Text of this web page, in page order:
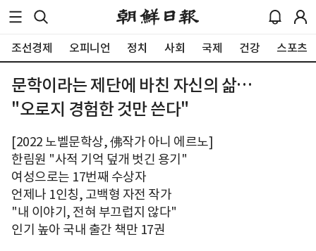
조선경제 오피니언 정치 사회 국제 건강 스포츠
문학이라는 제단에 바친 자신의 삶…
"오로지 경험한 것만 쓴다"
[2022 노벨문학상, 佛작가 아니 에르노]
한림원 "사적 기억 덮개 벗긴 용기"
여성으로는 17번째 수상자
언제나 1인칭, 고백형 자전 작가
"내 이야기, 전혀 부끄럽지 않다"
인기 높아 국내 출간 책만 17권